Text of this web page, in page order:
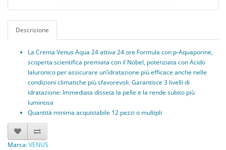
Descrizione
La Crema Venus Aqua 24 attiva 24 ore Formula con p-Aquaporine,
scoperta scientifica premiata con il Nobel, potenziata con Acido
Ialuronico per assicurare un’idratazione più efficace anche nelle
condizioni climatiche più sfavorevoli. Garantisce 3 livelli di
idratazione: Immediata disseta la pelle e la rende subito più
luminosa
Quantità minima acquistabile 12 pezzi o multipli
Marca:VENUS